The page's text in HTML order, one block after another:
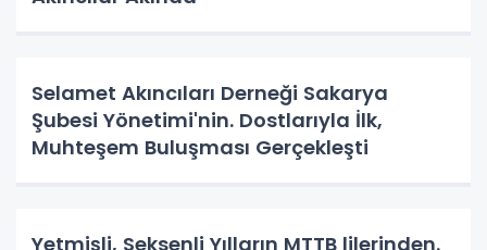
Selamet Akıncıları Derneği Sakarya
Şubesi Yönetimi'nin. Dostlarıyla İlk,
Muhteşem Buluşması Gerçekleşti
Yetmişli, Seksenli Yılların MTTB lilerinden.